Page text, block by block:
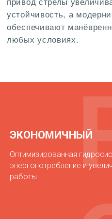
ЭКОНОМИЧНЫЙ
Оптимизированная
энергопотребление и
работы